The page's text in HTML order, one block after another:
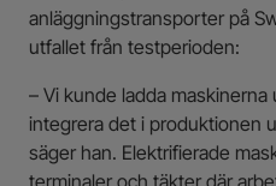
anläggningstransporter på
utfallet från testperioden:
– Vi kunde ladda
integrera det i produktionen
säger han. Elektrifierade
terminaler och täkter där